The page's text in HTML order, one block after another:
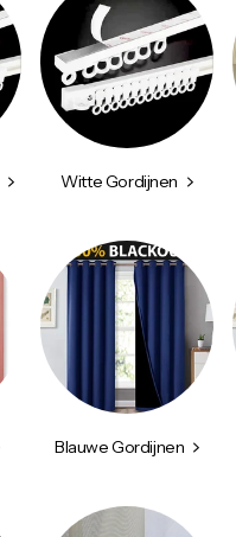
Witte Gordijnen
Blauwe Gordijnen